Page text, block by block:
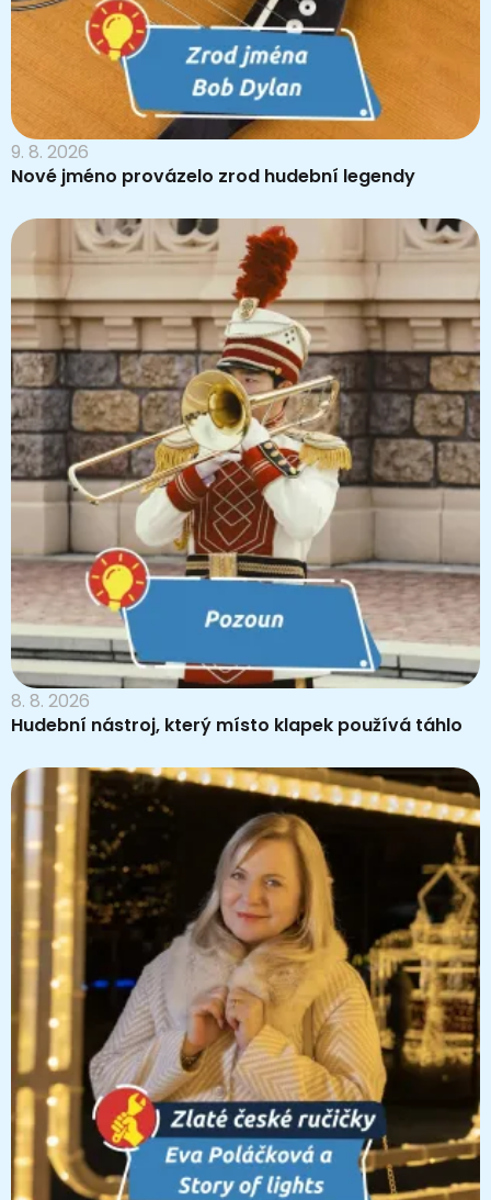
9. 8. 2026
Nové jméno provázelo zrod hudební legendy
8. 8. 2026
Hudební nástroj, který místo klapek používá táhlo